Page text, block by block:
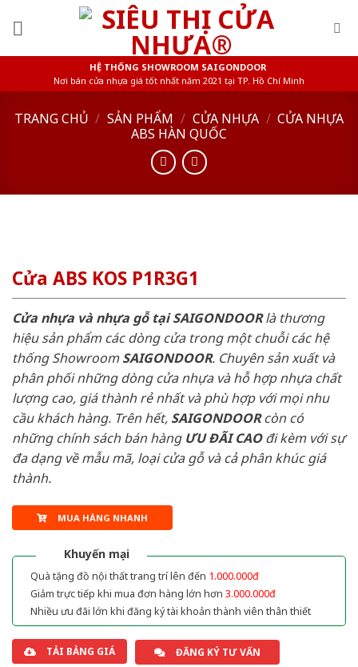
HỆ THỐNG SHOWROOM SAIGONDOOR
Nơi bán cửa nhựa giá tốt nhất năm 2021 tại TP. Hồ Chí Minh
TRANG CHỦ / SẢN PHẨM / CỬA NHỰA / CỬA NHỰA
ABS HÀN QUỐC
Cửa ABS KOS P1R3G1
Cửa nhựa và nhựa gỗ tại SAIGONDOORlà thương
hiệu sản phẩm các dòng cửa trong một chuỗi các hệ
thống ShowroomSAIGONDOOR. Chuyên sản xuất và
phân phối những dòng cửa nhựa và hỗ hợp nhựa chất
lượng cao, giá thành rẻ nhất và phù hợp với mọi nhu
cầu khách hàng. Trên hết, SAIGONDOORcòn có
những chính sách bán hàng ƯU ĐÃI CAOđi kèm với sự
đa dạng về mẫu mã, loại cửa gỗ và cả phân khúc giá
thành.
MUA HÀNG NHANH
Khuyến mại
Quà tặng đồ nội thất trang trí lên đến 1.000.000đ
Giảm trực tiếp khi mua đơn hàng lớn hơn 3.000.000đ
Nhiều ưu đãi lớn khi đăng ký tài khoản thành viên thân thiết
TẢI BẢNG GIÁ ĐĂNG KÝ TƯ VẤN